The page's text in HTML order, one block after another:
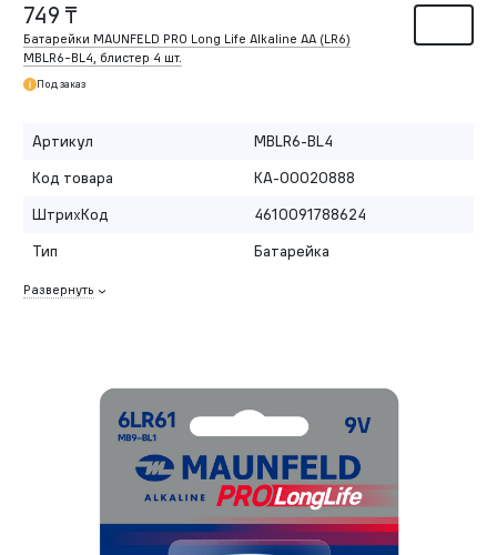
749 ₸
Батарейки MAUNFELD PRO Long Life Alkaline AA (LR6)
MBLR6-BL4, блистер 4 шт.
Под заказ
Артикул
MBLR6-BL4
Код товара
КА-00020888
ШтрихКод
4610091788624
Тип
Батарейка
Развернуть